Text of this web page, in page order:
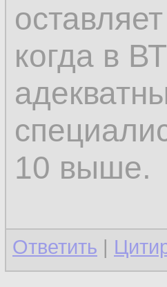
когда в
10 выше.
Ответить |